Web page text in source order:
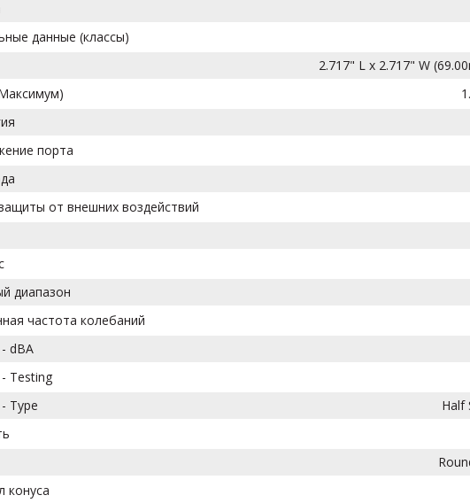
данные (классы)
2.717" L x 2.717" W
порта
от внешних воздействий
диапазон
частота колебаний
dBA
Testing
Type
Half
конуса